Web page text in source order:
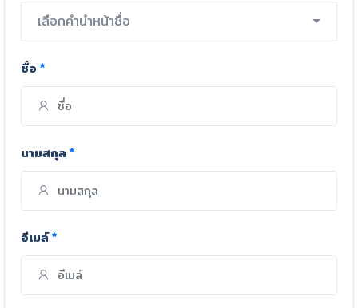
เลือกคำนำหน้าชื่อ
ชื่อ *
นามสกุล *
อีเมล์*